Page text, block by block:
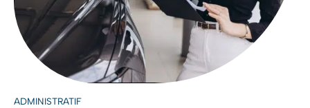
ADMINISTRATIF